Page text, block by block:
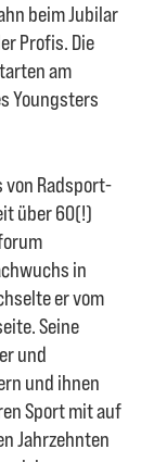
beim Jubilar
Profis. Die
am
Youngsters
von Radsport-
über 60(!)
in
er vom
Seine
und
und ihnen
Sport mit auf
Jahrzehnten